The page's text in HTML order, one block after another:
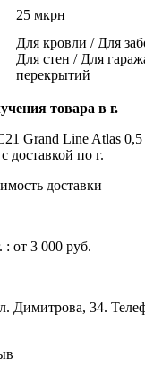
25 мкрн
Для кровли / Для
Для стен / Для
перекрытий
товара в г.
Grand Line Atlas
доставкой по г.
доставки
: от 3 000 руб.
Димитрова, 34.